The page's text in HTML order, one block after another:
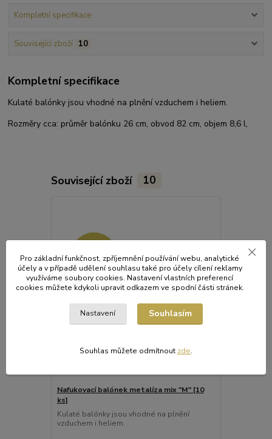
Kompletní specifikace
Související zboží 10
Kompletní specifikace
Kulaté balónky jsou vhodné na plnění vzduchem i heliem.
Rozměry cca: průměr balónku 26 cm, obvod 82 cm, objem 8,6 l,
Související zboží 10
Nafukovací balónek metalíza mix "M" [10
ks]
Kulaté balónky jsou vhodné na plnění
vzduchem i heliem.
Pro základní funkčnost, zpříjemnění používání webu, analytické
účely a v případě udělení souhlasu také pro účely cílení reklamy
využíváme soubory cookies. Nastavení vlastních preferencí
cookies můžete kdykoli upravit odkazem ve spodní části stránek.
Nastavení Souhlasím
Souhlas můžete odmítnout zde.